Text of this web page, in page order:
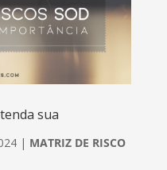
sua
| MATRIZ DE RISCO